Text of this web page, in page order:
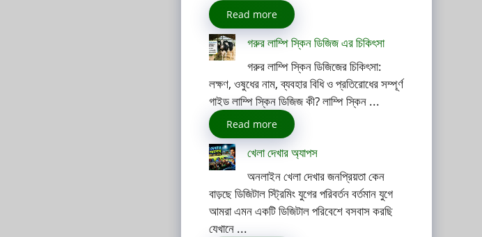
Read more
গরুর লাম্পি স্কিন ডিজিজ এর চিকিৎসা
গরুর লাম্পি স্কিন ডিজিজের চিকিৎসা:
লক্ষণ, ওষুধের নাম, ব্যবহার বিধি ও প্রতিরোধের সম্পূর্ণ
গাইড লাম্পি স্কিন ডিজিজ কী? লাম্পি স্কিন ...
Read more
খেলা দেখার অ্যাপস
অনলাইন খেলা দেখার জনপ্রিয়তা কেন
বাড়ছে ডিজিটাল স্ট্রিমিং যুগের পরিবর্তন বর্তমান যুগে
আমরা এমন একটি ডিজিটাল পরিবেশে বসবাস করছি
যেখানে ...